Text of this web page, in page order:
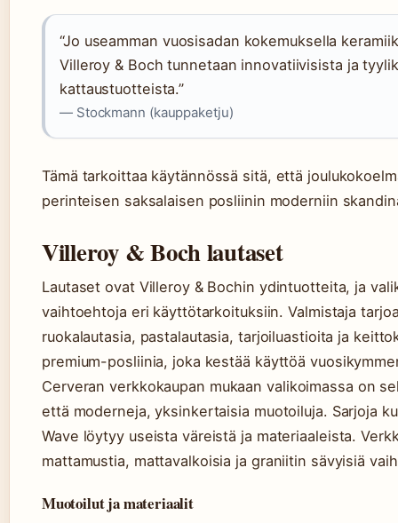
“Jo useamman vuosisadan kokemuksella
Villeroy & Boch tunnetaan innovatiivisista ja
kattaustuotteista.”
— Stockmann (kauppaketju)
Tämä tarkoittaa käytännössä sitä, että
perinteisen saksalaisen posliinin moderniin
Villeroy & Boch lautaset
Lautaset ovat Villeroy & Bochin ydintuotteita, ja
vaihtoehtoja eri käyttötarkoituksiin. Valmistaja
ruokalautasia, pastalautasia, tarjoiluastioita ja
premium-posliinia, joka kestää käyttöä
Cerveran verkkokaupan mukaan valikoimassa on
että moderneja, yksinkertaisia muotoiluja. Sarjoja
Wave löytyy useista väreistä ja materiaaleista.
mattamustia, mattavalkoisia ja graniitin sävyisiä
Muotoilut ja materiaalit